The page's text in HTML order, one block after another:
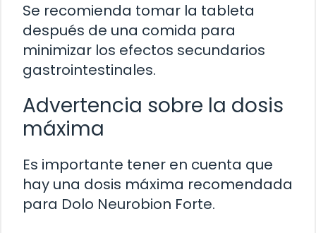
Se recomienda tomar la tableta
después de una comida para
minimizar los efectos secundarios
gastrointestinales.
Advertencia sobre la dosis
máxima
Es importante tener en cuenta que
hay una dosis máxima recomendada
para Dolo Neurobion Forte.